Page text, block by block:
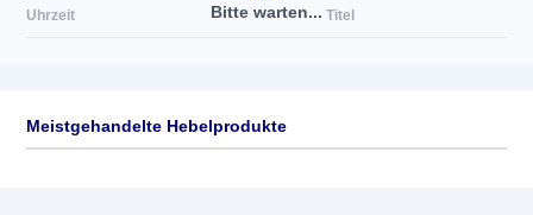
Bitte warten...
Uhrzeit Titel
Meistgehandelte Hebelprodukte